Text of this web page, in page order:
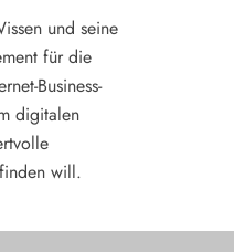
und seine
für die
Business-
digitalen
will.